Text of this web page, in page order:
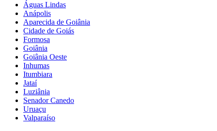
Águas Lindas
Anápolis
Aparecida de Goiânia
Cidade de Goiás
Formosa
Goiânia
Goiânia Oeste
Inhumas
Itumbiara
Jataí
Luziânia
Senador Canedo
Uruaçu
Valparaíso